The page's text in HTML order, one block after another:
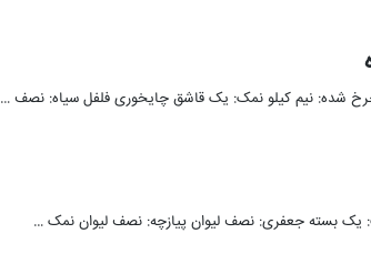
شده: نیم کیلو نمک: یک قاشق چایخوری فلفل سیاه: نصف …